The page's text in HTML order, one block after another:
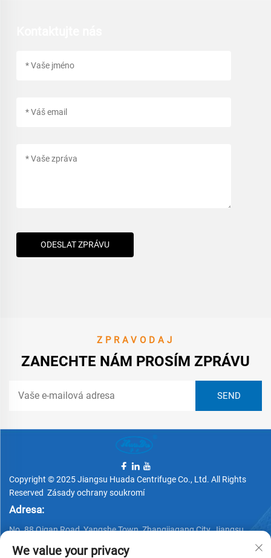
ODESLAT ZPRÁVU
ZPRAVODAJ
ZANECHTE NÁM PROSÍM ZPRÁVU
Copyright © 2025 Jiangsu Huada Centrifuge Co., Ltd. All Rights
Reserved Zásady ochrany soukromí
Adresa:
No. 88 Qigan Road, Yangshe Town, Zhangjiagang City, Jiangsu
We value your privacy